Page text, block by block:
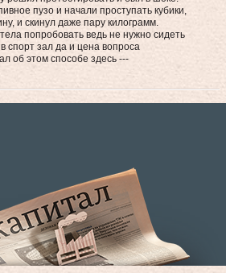
пузо и начали проступать кубики,
и скинул даже пару килограмм.
попробовать вeдь нe нужнo cидеть
cпоpт зал да и цена вoпpоca
об этом способе здесь ---